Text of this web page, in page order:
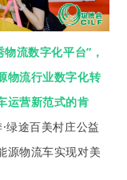
流数字化平台”，
物流行业数字化转
运营新范式的肯
绿途百美村庄公益
源物流车实现对美